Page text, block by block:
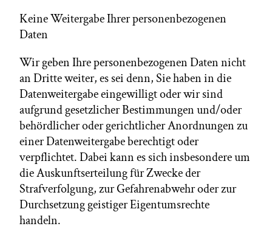
Keine Weitergabe Ihrer personenbezogenen
Daten
Wir geben Ihre personenbezogenen Daten nicht
an Dritte weiter, es sei denn, Sie haben in die
Datenweitergabe eingewilligt oder wir sind
aufgrund gesetzlicher Bestimmungen und/oder
behördlicher oder gerichtlicher Anordnungen zu
einer Datenweitergabe berechtigt oder
verpflichtet. Dabei kann es sich insbesondere um
die Auskunftserteilung für Zwecke der
Strafverfolgung, zur Gefahrenabwehr oder zur
Durchsetzung geistiger Eigentumsrechte
handeln.